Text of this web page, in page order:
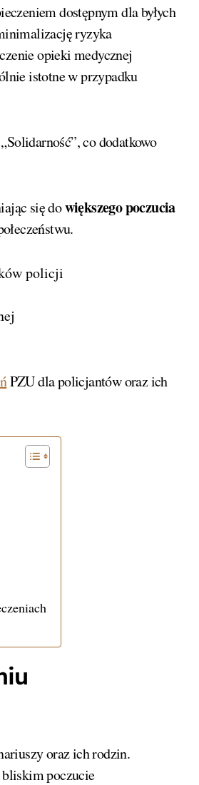
dostępnym dla byłych
ryzyka
opieki medycznej
istotne w przypadku
co dodatkowo
się dowiększego poczucia
policji
PZU dla policjantów oraz ich
oraz ich rodzin.
poczucie